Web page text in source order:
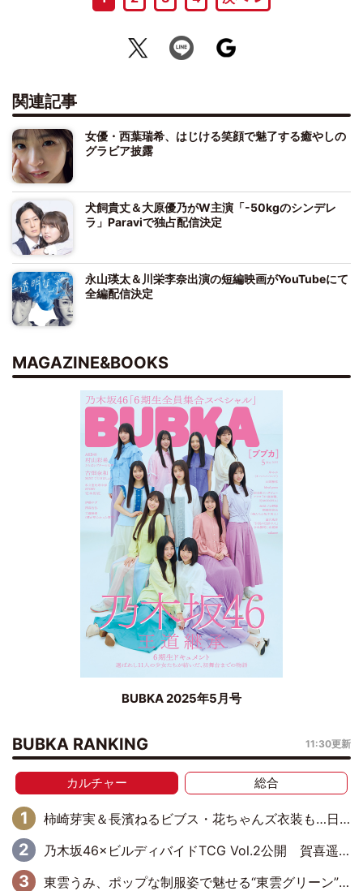
関連記事
女優・西葉瑞希、はじける笑顔で魅了する癒やしの
グラビア披露
犬飼貴丈＆大原優乃がW主演「-50kgのシンデレ
ラ」Paraviで独占配信決定
永山瑛太＆川栄李奈出演の短編映画がYouTubeにて
全編配信決定
MAGAZINE&BOOKS
BUBKA 2025年5月号
BUBKA RANKING 11:30更新
カルチャー 総合
柿崎芽実＆長濱ねるビブス・花ちゃんズ衣装も…日向坂46の歴史を体感する貴重な展示
乃木坂46×ビルディバイドTCG Vol.2公開 賀喜遥香＆田村真佑が『京まふ』ステージに登壇
東雲うみ、ポップな制服姿で魅せる“東雲グリーン”の正体